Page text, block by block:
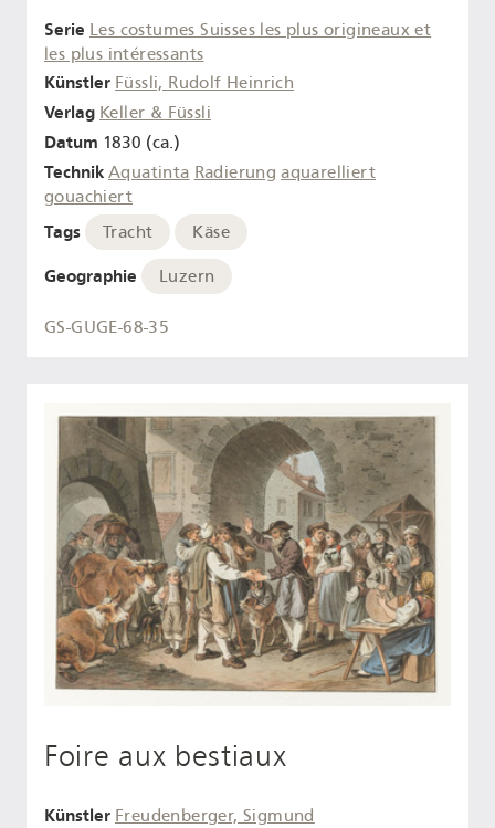
Serie Les costumes Suisses les plus origineaux et
les plus intéressants
Künstler Füssli, Rudolf Heinrich
Verlag Keller & Füssli
Datum 1830 (ca.)
Technik Aquatinta Radierung aquarelliert
gouachiert
Tags Tracht Käse
Geographie Luzern
GS-GUGE-68-35
Foire aux bestiaux
Künstler Freudenberger, Sigmund